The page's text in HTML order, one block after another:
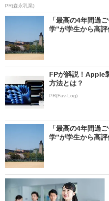
PR(森永乳業)
「最高の4年間過
学”が学生から高
FPが解説！Apple
方法とは？
PR(Fav-Log)
「最高の4年間過
学”が学生から高